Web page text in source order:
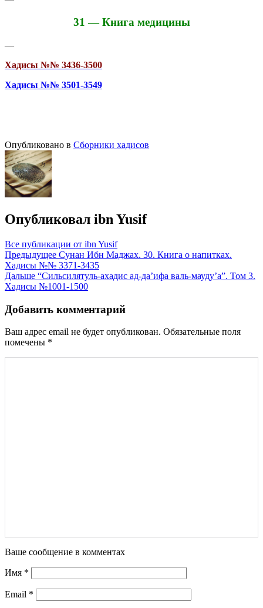
31 — Книга медицины
—
Хадисы №№ 3436-3500
Хадисы №№ 3501-3549
Опубликовано в Сборники хадисов
Опубликовал ibn Yusif
Все публикации от ibn Yusif
Навигация
по
записям
Предыдущее Сунан Ибн Маджах. 30. Книга о напитках.
Хадисы №№ 3371-3435
Дальше “Сильсилятуль-ахадис ад-да’ифа валь-мауду’а”. Том 3.
Хадисы №1001-1500
Добавить комментарий
Ваш адрес email не будет опубликован. Обязательные поля
помечены *
Ваше сообщение в комментах
Имя *
Email *